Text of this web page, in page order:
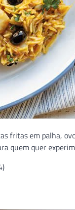
fritas em palha,
quem quer